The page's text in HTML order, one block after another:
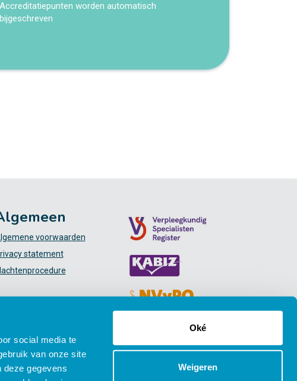
social media te
van onze site
deze gegevens
Oké
Weigeren
Accreditatiepunten worden automatisch
bijgeschreven
voorwaarden
statement